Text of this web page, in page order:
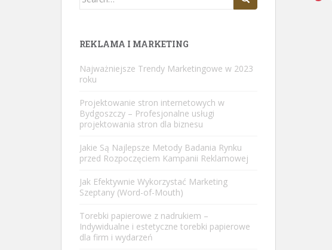
REKLAMA I MARKETING
Najważniejsze Trendy Marketingowe w 2023
roku
Projektowanie stron internetowych w
Bydgoszczy – Profesjonalne usługi
projektowania stron dla biznesu
Jakie Są Najlepsze Metody Badania Rynku
przed Rozpoczęciem Kampanii Reklamowej
Jak Efektywnie Wykorzystać Marketing
Szeptany (Word-of-Mouth)
Torebki papierowe z nadrukiem –
Indywidualne i estetyczne torebki papierowe
dla firm i wydarzeń